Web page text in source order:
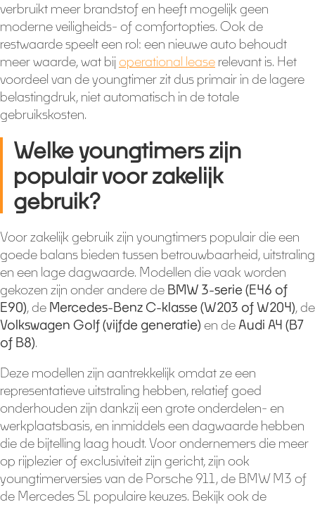
verbruikt meer brandstof en heeft mogelijk geen
moderne veiligheids- of comfortopties. Ook de
restwaarde speelt een rol: een nieuwe auto behoudt
meer waarde, wat bij operational lease relevant is. Het
voordeel van de youngtimer zit dus primair in de lagere
belastingdruk, niet automatisch in de totale
gebruikskosten.
Welke youngtimers zijn
populair voor zakelijk
gebruik?
Voor zakelijk gebruik zijn youngtimers populair die een
goede balans bieden tussen betrouwbaarheid, uitstraling
en een lage dagwaarde. Modellen die vaak worden
gekozen zijn onder andere de BMW 3-serie (E46 of
E90), de Mercedes-Benz C-klasse (W203 of W204), de
Volkswagen Golf (vijfde generatie) en deAudi A4 (B7
of B8).
Deze modellen zijn aantrekkelijk omdat ze een
representatieve uitstraling hebben, relatief goed
onderhouden zijn dankzij een grote onderdelen- en
werkplaatsbasis, en inmiddels een dagwaarde hebben
die de bijtelling laag houdt. Voor ondernemers die meer
op rijplezier of exclusiviteit zijn gericht, zijn ook
youngtimerversies van de Porsche 911, de BMW M3 of
de Mercedes SL populaire keuzes. Bekijk ook de